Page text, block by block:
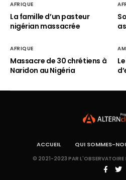
AFRIQUE
La famille d’un pasteur
nigérian massacrée
AFRIQUE
Massacre de 30 chrétiens à
Naridon au Nigéria
ACCUEIL QUI SOMMES-
© 2021-2023 PAR L'OBSERVATOIRE